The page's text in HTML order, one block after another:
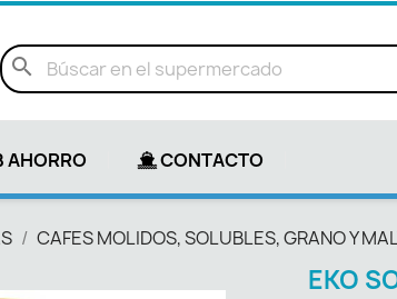
search
AHORRO CONTACTO
CAFES MOLIDOS, SOLUBLES, GRANO Y
EKO